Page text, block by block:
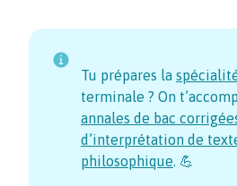
Tu prépares la
terminale ? On
annales de bac
d’interprétation de
philosophique. 💪